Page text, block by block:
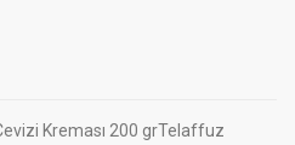
Kreması 200 grTelaffuz